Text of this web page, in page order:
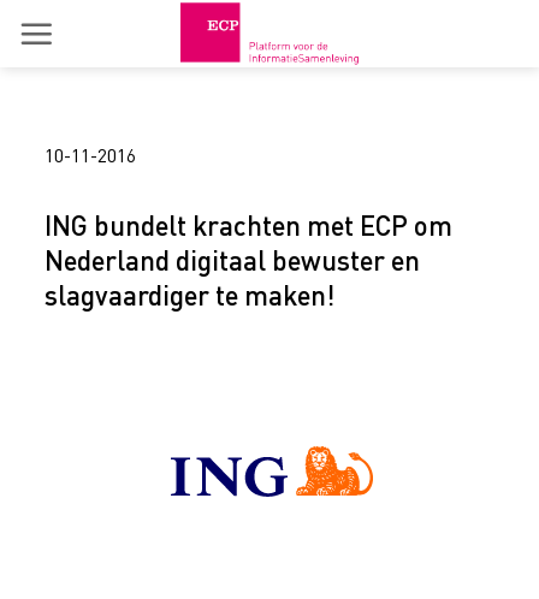
10-11-2016
ING bundelt krachten met ECP om
Nederland digitaal bewuster en
slagvaardiger te maken!